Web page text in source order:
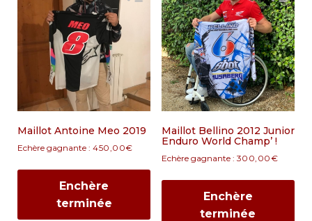
Maillot Antoine Meo 2019
Echère gagnante : 450,00€
Enchère
terminée
Maillot Bellino 2012 Junior
Enduro World Champ’ !
Echère gagnante : 300,00€
Enchère
terminée